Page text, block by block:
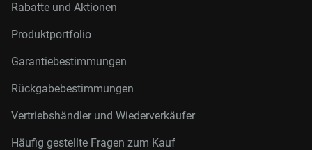
Rabatte und Aktionen
Produktportfolio
Garantiebestimmungen
Rückgabebestimmungen
Vertriebshändler und Wiederverkäufer
Häufig gestellte Fragen zum Kauf